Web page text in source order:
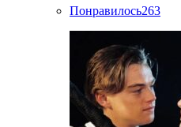
Понравилось263